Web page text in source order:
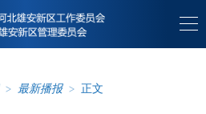
> 最新播报 > 正文